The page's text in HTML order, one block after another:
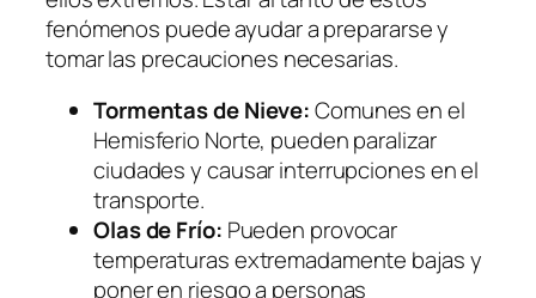
fenómenos puede ayudar a prepararse y
tomar las precauciones necesarias.
Tormentas de Nieve:Comunes en el
Hemisferio Norte, pueden paralizar
ciudades y causar interrupciones en el
transporte.
Olas de Frío: Pueden provocar
temperaturas extremadamente bajas y
poner en riesgo a personas